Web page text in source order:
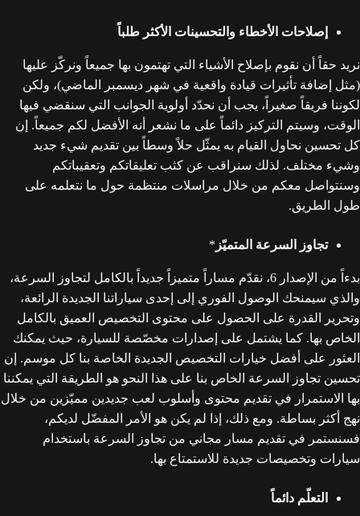
إصلاحات الأخطاء والتحسينات الأكثر طلباً
نريد حقاً أن نقوم بإصلاح الأشياء التي تهتمون بها جميعاً ونركّز عليها
(مثل إضافة تأثيرات قيادة واقعية في شهر ديسمبر الماضي)، ولكن
لكوننا فريقاً صغيراً، يجب أن نحدّد أولوية الجوانب التي سنقضي فيها
الوقت، وسيتم التركيز دائماً على ما نشعر أنه الأفضل لكم جميعاً. إن
كل تحسين نحاول القيام به يمثّل حلاً وسطاً بين تقديم شيء جديد
وشيء مختلف. لذلك سنراقب عن كثب تعليقاتكم وتعقيباتكم
وسنتواصل معكم من خلال مراسلات منتظمة حول ما نتعلمه على
طول الطريق.
تجاوز السرعة المتميّز *
بدءاً من الإصدار 6، نقدّم مساراً متميزاً جديداً بالكامل لتجاوز السرعة،
والذي سيمنحك الوصول الفوري إلى إحدى سياراتنا الجديدة الرائعة،
وتحرير القدرة على الحصول على محتوى التخصيص العميق بالكامل
الخاص بها. كما يشتمل على إصدارات مخصّصة للسيارة، حيث يمكنك
العثور على أفضل خيارات التخصيص الجديدة الخاصة بنا كل موسم. إن
تحسين تجاوز السرعة الخاص بنا على هذا النحو هو الطريقة التي يمكننا
بها الاستمرار في تقديم محتوى وأسلوب لعب جديدين مميّزين من خلال
نهج أكثر بساطة. ومع ذلك، إذا لم يكن هو الأمر المفضّل لديكم،
فسنستمر في تقديم مسار مجاني من تجاوز السرعة باستخدام
سيارات وتخصيصات جديدة للاستمتاع بها.
التعلّم دائماً